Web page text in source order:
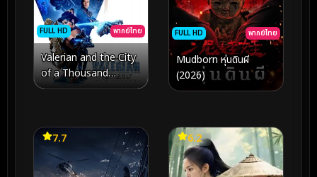
FULL HD พากย์ไทย
Valerian and the City
of a Thousand
Planets (2017) วาเล
FULL HD พากย์ไทย
Mudborn หุ่นดินผี
(2026)
7.7 6.2